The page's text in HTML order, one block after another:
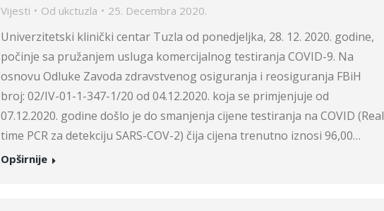
Vijesti Od ukctuzla 25. Decembra 2020.
Univerzitetski klinički centar Tuzla od ponedjeljka, 28. 12. 2020. godine,
počinje sa pružanjem usluga komercijalnog testiranja COVID-9. Na
osnovu Odluke Zavoda zdravstvenog osiguranja i reosiguranja FBiH
broj: 02/IV-01-1-347-1/20 od 04.12.2020. koja se primjenjuje od
07.12.2020. godine došlo je do smanjenja cijene testiranja na COVID (Real
time PCR za detekciju SARS-COV-2) čija cijena trenutno iznosi 96,00…
Opširnije